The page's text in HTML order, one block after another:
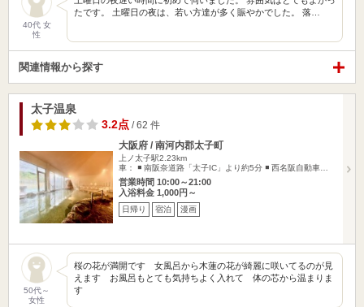
40代 女
性
たです。 土曜日の夜は、若い方達が多く賑やかでした。 落…
関連情報から探す
太子温泉
3.2点 / 62 件
大阪府 / 南河内郡太子町
上ノ太子駅2.23km
車： ◾️ 南阪奈道路「太子IC」より約5分 ◾️ 西名阪自動車…
営業時間 10:00～21:00
入浴料金 1,000円～
日帰り 宿泊 漫画
50代～
女性
桜の花が満開です 女風呂から木蓮の花が綺麗に咲いてるのが見
えます お風呂もとても気持ちよく入れて 体の芯から温まりま
す